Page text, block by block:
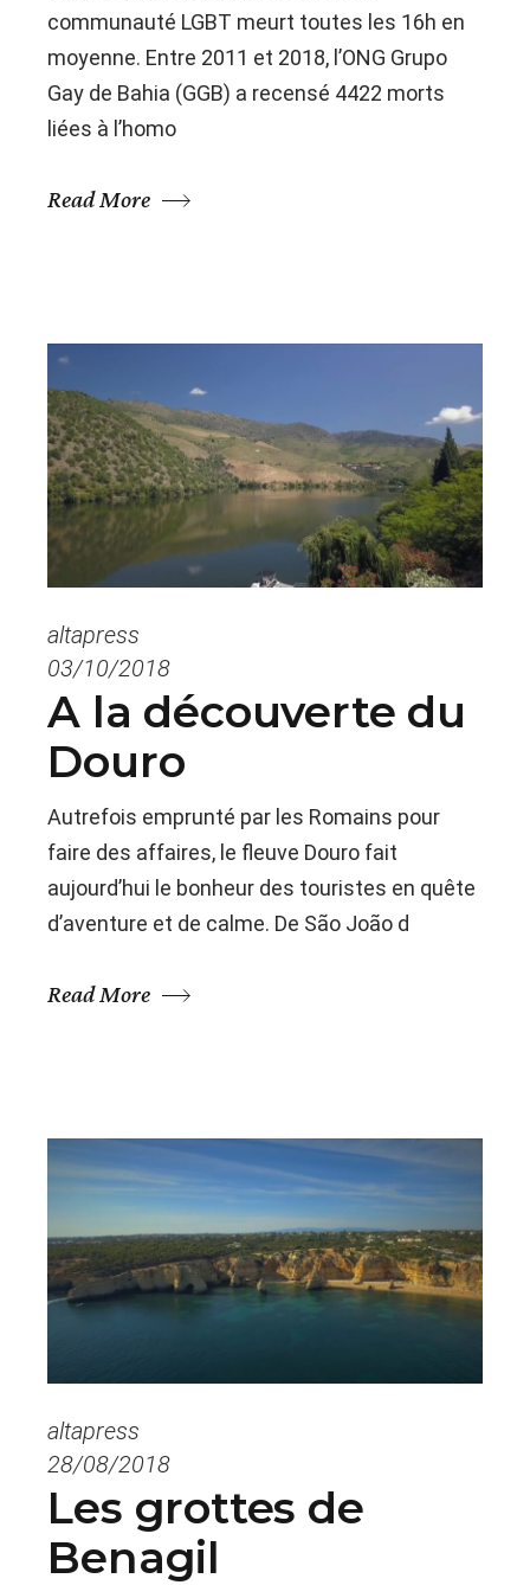
communauté LGBT meurt toutes les 16h en
moyenne. Entre 2011 et 2018, l’ONG Grupo
Gay de Bahia (GGB) a recensé 4422 morts
liées à l’homo
Read More
altapress
03/10/2018
A la découverte du
Douro
Autrefois emprunté par les Romains pour
faire des affaires, le fleuve Douro fait
aujourd’hui le bonheur des touristes en quête
d’aventure et de calme. De São João d
Read More
altapress
28/08/2018
Les grottes de
Benagil